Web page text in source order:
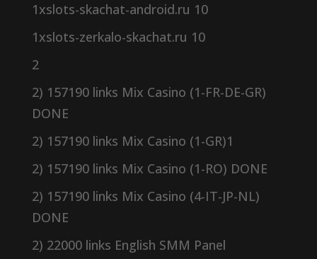
1xslots-skachat-android.ru 10
1xslots-zerkalo-skachat.ru 10
2
2) 157190 links Mix Casino (1-FR-DE-GR)
DONE
2) 157190 links Mix Casino (1-GR)1
2) 157190 links Mix Casino (1-RO) DONE
2) 157190 links Mix Casino (4-IT-JP-NL)
DONE
2) 22000 links English SMM Panel